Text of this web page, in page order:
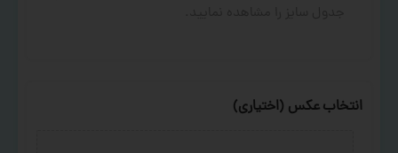
انتخاب عکس (اختیاری)